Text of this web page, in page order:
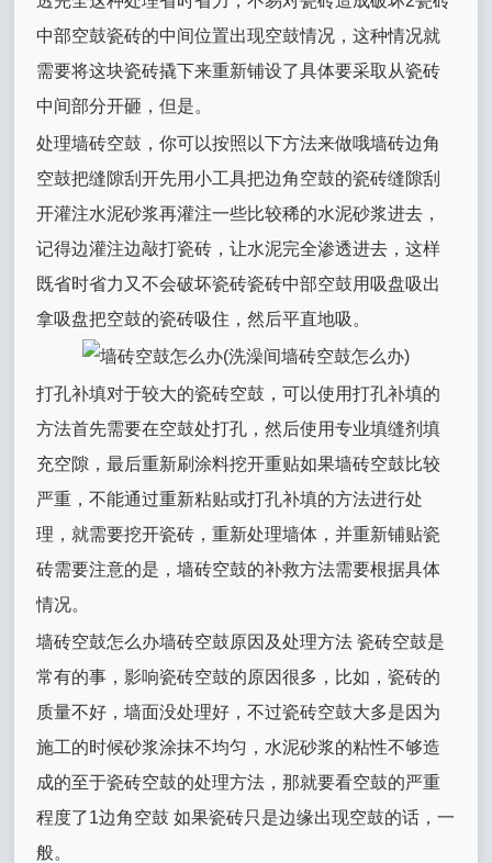
中部空鼓瓷砖的中间位置出现空鼓情况，这种情况就
需要将这块瓷砖撬下来重新铺设了具体要采取从瓷砖
中间部分开砸，但是。
处理墙砖空鼓，你可以按照以下方法来做哦墙砖边角
空鼓把缝隙刮开先用小工具把边角空鼓的瓷砖缝隙刮
开灌注水泥砂浆再灌注一些比较稀的水泥砂浆进去，
记得边灌注边敲打瓷砖，让水泥完全渗透进去，这样
既省时省力又不会破坏瓷砖瓷砖中部空鼓用吸盘吸出
拿吸盘把空鼓的瓷砖吸住，然后平直地吸。
打孔补填对于较大的瓷砖空鼓，可以使用打孔补填的
方法首先需要在空鼓处打孔，然后使用专业填缝剂填
充空隙，最后重新刷涂料挖开重贴如果墙砖空鼓比较
严重，不能通过重新粘贴或打孔补填的方法进行处
理，就需要挖开瓷砖，重新处理墙体，并重新铺贴瓷
砖需要注意的是，墙砖空鼓的补救方法需要根据具体
情况。
墙砖空鼓怎么办墙砖空鼓原因及处理方法 瓷砖空鼓是
常有的事，影响瓷砖空鼓的原因很多，比如，瓷砖的
质量不好，墙面没处理好，不过瓷砖空鼓大多是因为
施工的时候砂浆涂抹不均匀，水泥砂浆的粘性不够造
成的至于瓷砖空鼓的处理方法，那就要看空鼓的严重
程度了1边角空鼓 如果瓷砖只是边缘出现空鼓的话，一
般。